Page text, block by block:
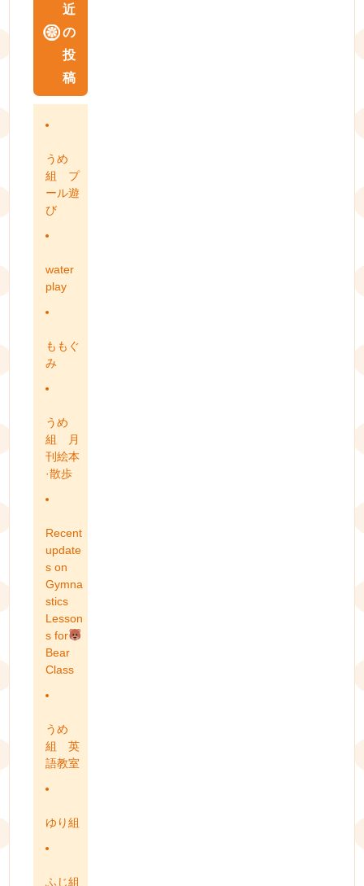
近
の
投
稿
うめ
組 プ
ール遊
び
water
play
ももぐ
み
うめ
組 月
刊絵本
·散歩
Recent
update
s on
Gymna
stics
Lesson
s for
Bear
Class
うめ
組 英
語教室
ゆり組
ふじ組